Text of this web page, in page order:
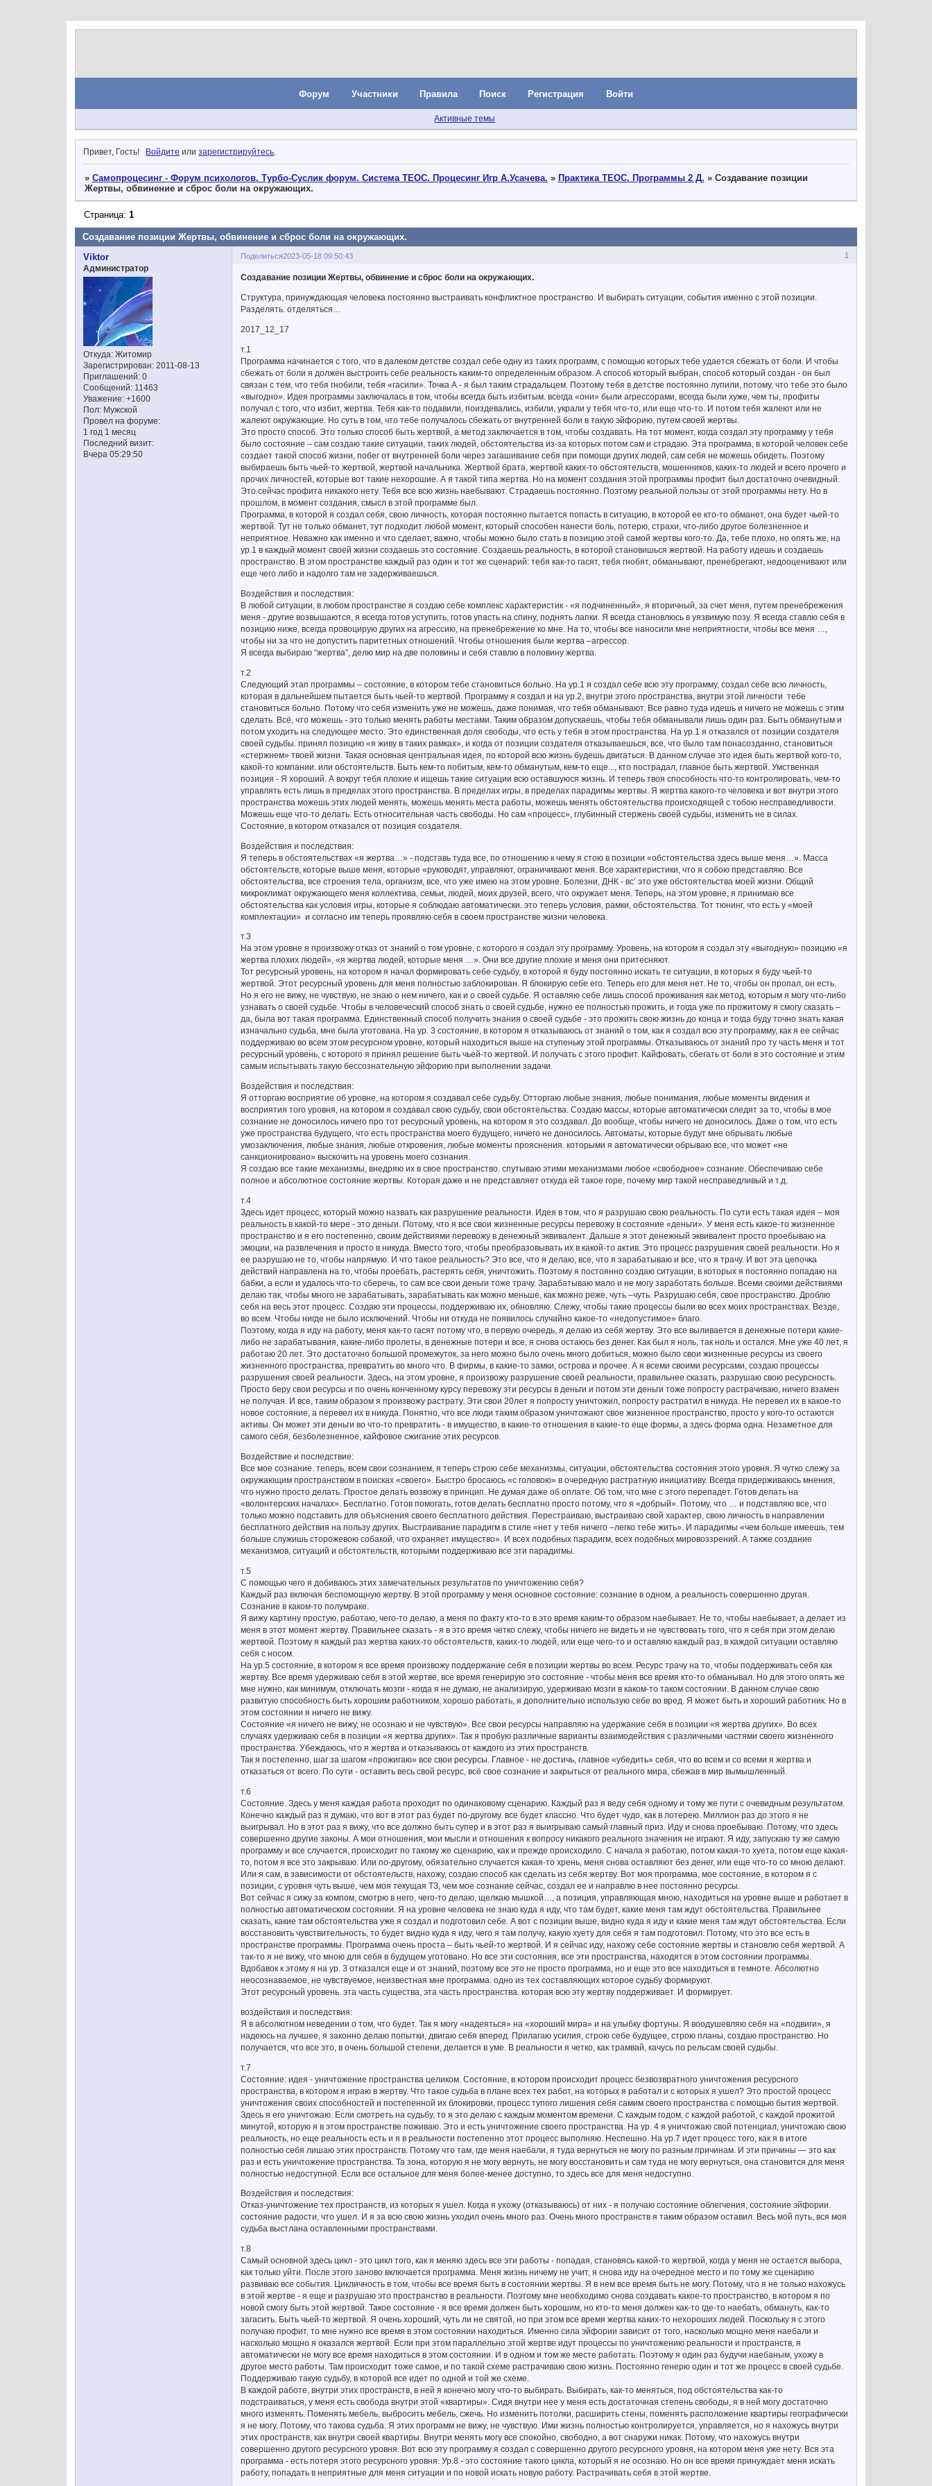
Форум Участники Правила Поиск Регистрация Войти
Активные темы
Привет, Гость! Войдите илизарегистрируйтесь
» Самопроцесинг - Форум психологов. Турбо-Суслик форум. Система ТЕОС. Процесинг Игр А.Усачева. » Практика ТЕОС. Программы 2 Д. » Создавание позиции
Жертвы, обвинение и сброс боли на окружающих.
Создавание позиции Жертвы, обвинение и сброс боли на окружающих.
Страница: 1
Поделиться 1
2023-05-18 09:50:43
Viktor
Администратор
Откуда: Житомир
Зарегистрирован: 2011-08-13
Приглашений: 0
Сообщений: 11463
Уважение: +1600
Пол: Мужской
Провел на форуме:
1 год 1 месяц
Последний визит:
Вчера 05:29:50
Создавание позиции Жертвы, обвинение и сброс боли на окружающих.
Структура, принуждающая человека постоянно выстраивать конфликтное пространство. И выбирать ситуации, события именно с этой позиции.
Разделять. отделяться…
2017_12_17
т.1
Программа начинается с того, что в далеком детстве создал себе одну из таких программ, с помощью которых тебе удается сбежать от боли. И чтобы
сбежать от боли я должен выстроить себе реальность каким-то определенным образом. А способ который выбран, способ который создан - он был
связан с тем, что тебя гнобили, тебя «гасили». Точка А - я был таким страдальцем. Поэтому тебя в детстве постоянно лупили, потому, что тебе это было
«выгодно». Идея программы заключалась в том, чтобы всегда быть избитым. всегда «они» были агрессорами, всегда были хуже, чем ты, профиты
получал с того, что избит, жертва. Тебя как-то подавили, поиздевались, избили, украли у тебя что-то, или еще что-то. И потом тебя жалеют или не
жалеют окружающие. Но суть в том, что тебе получалось сбежать от внутренней боли в такую эйфорию, путем своей жертвы.
Это просто способ. Это только способ быть жертвой, а метод заключается в том, чтобы создавать. На тот момент, когда создал эту программу у тебя
было состояние – сам создаю такие ситуации, таких людей, обстоятельства из-за которых потом сам и страдаю. Эта программа, в которой человек себе
создает такой способ жизни, побег от внутренней боли через загашивание себя при помощи других людей, сам себя не можешь обидеть. Поэтому
выбираешь быть чьей-то жертвой, жертвой начальника. Жертвой брата, жертвой каких-то обстоятельств, мошенников, каких-то людей и всего прочего и
прочих личностей, которые вот такие нехорошие. А я такой типа жертва. Но на момент создания этой программы профит был достаточно очевидный.
Это сейчас профита никакого нету. Тебя все всю жизнь наебывают. Страдаешь постоянно. Поэтому реальной пользы от этой программы нету. Но в
прошлом, в момент создания, смысл в этой программе был.
Программа, в которой я создал себя, свою личность, которая постоянно пытается попасть в ситуацию, в которой ее кто-то обманет, она будет чьей-то
жертвой. Тут не только обманет, тут подходит любой момент, который способен нанести боль, потерю, страхи, что-либо другое болезненное и
неприятное. Неважно как именно и что сделает, важно, чтобы можно было стать в позицию этой самой жертвы кого-то. Да, тебе плохо, но опять же, на
ур.1 в каждый момент своей жизни создаешь это состояние. Создаешь реальность, в которой становишься жертвой. На работу идешь и создаешь
пространство. В этом пространстве каждый раз один и тот же сценарий: тебя как-то гасят, тебя гнобят, обманывают, пренебрегают, недооценивают или
еще чего либо и надолго там не задерживаешься.
Воздействия и последствия:
В любой ситуации, в любом пространстве я создаю себе комплекс характеристик - «я подчиненный», я вторичный, за счет меня, путем пренебрежения
меня - другие возвышаются, я всегда готов уступить, готов упасть на спину, поднять лапки. Я всегда становлюсь в уязвимую позу. Я всегда ставлю себя в
позицию ниже, всегда провоцирую других на агрессию, на пренебрежение ко мне. На то, чтобы все наносили мне неприятности, чтобы все меня …,
чтобы ни за что не допустить паритетных отношений. Чтобы отношения были жертва –агрессор.
Я всегда выбираю “жертва”, делю мир на две половины и себя ставлю в половину жертва.
т.2
Следующий этап программы – состояние, в котором тебе становиться больно. На ур.1 я создал себе всю эту программу, создал себе всю личность,
которая в дальнейшем пытается быть чьей-то жертвой. Программу я создал и на ур.2, внутри этого пространства, внутри этой личности тебе
становиться больно. Потому что себя изменить уже не можешь, даже понимая, что тебя обманывают. Все равно туда идешь и ничего не можешь с этим
сделать. Всё, что можешь - это только менять работы местами. Таким образом допускаешь, чтобы тебя обманывали лишь один раз. Быть обманутым и
потом уходить на следующее место. Это единственная доля свободы, что есть у тебя в этом пространства. На ур.1 я отказался от позиции создателя
своей судьбы. принял позицию «я живу в таких рамках», и когда от позиции создателя отказываешься, все, что было там понасозданно, становиться
«стержнем» твоей жизни. Такая основная центральная идея, по которой всю жизнь будешь двигаться. В данном случае это идея быть жертвой кого-то,
какой-то компании. или обстоятельств. Быть кем-то побитым, кем-то обманутым, кем-то еще..., кто пострадал, главное быть жертвой. Умственная
позиция - Я хороший. А вокруг тебя плохие и ищешь такие ситуации всю оставшуюся жизнь. И теперь твоя способность что-то контролировать, чем-то
управлять есть лишь в пределах этого пространства. В пределах игры, в пределах парадигмы жертвы. Я жертва какого-то человека и вот внутри этого
пространства можешь этих людей менять, можешь менять места работы, можешь менять обстоятельства происходящей с тобою несправедливости.
Можешь еще что-то делать. Есть относительная часть свободы. Но сам «процесс», глубинный стержень своей судьбы, изменить не в силах.
Состояние, в котором отказался от позиция создателя.
Воздействия и последствия:
Я теперь в обстоятельствах «я жертва…» - подставь туда все, по отношению к чему я стою в позиции «обстоятельства здесь выше меня…». Масса
обстоятельств, которые выше меня, которые «руководят, управляют, ограничивают меня. Все характеристики, что я собою представляю. Все
обстоятельства, все строения тела, организм, все, что уже имею на этом уровне. Болезни, ДНК - вс’ это уже обстоятельства моей жизни. Общий
микроклимат окружающего меня коллектива, семьи, людей, моих друзей, всего, что окружает меня. Теперь, на этом уровне, я принимаю все
обстоятельства как условия игры, которые я соблюдаю автоматически. это теперь условия, рамки, обстоятельства. Тот тюнинг, что есть у «моей
комплектации» и согласно им теперь проявляю себя в своем пространстве жизни человека.
т.3
На этом уровне я произвожу отказ от знаний о том уровне, с которого я создал эту программу. Уровень, на котором я создал эту «выгодную» позицию «я
жертва плохих людей», «я жертва людей, которые меня …». Они все другие плохие и меня они притесняют.
Тот ресурсный уровень, на котором я начал формировать себе судьбу, в которой я буду постоянно искать те ситуации, в которых я буду чьей-то
жертвой. Этот ресурсный уровень для меня полностью заблокирован. Я блокирую себе его. Теперь его для меня нет. Не то, чтобы он пропал, он есть.
Но я его не вижу, не чувствую, не знаю о нем ничего, как и о своей судьбе. Я оставляю себе лишь способ проживания как метод, которым я могу что-либо
узнавать о своей судьбе. Чтобы в человеческий способ знать о своей судьбе, нужно ее полностью прожить, и тогда уже по прожитому я смогу сказать –
да, была вот такая программа. Единственный способ получить знания о своей судьбе - это прожить свою жизнь до конца и тогда буду точно знать какая
изначально судьба, мне была уготована. На ур. 3 состояние, в котором я отказываюсь от знаний о том, как я создал всю эту программу, как я ее сейчас
поддерживаю во всем этом ресурсном уровне, который находиться выше на ступеньку этой программы. Отказываюсь от знаний про ту часть меня и тот
ресурсный уровень, с которого я принял решение быть чьей-то жертвой. И получать с этого профит. Кайфовать, сбегать от боли в это состояние и этим
самым испытывать такую бессознательную эйфорию при выполнении задачи.
Воздействия и последствия:
Я отторгаю восприятие об уровне, на котором я создавал себе судьбу. Отторгаю любые знания, любые понимания, любые моменты видения и
восприятия того уровня, на котором я создавал свою судьбу, свои обстоятельства. Создаю массы, которые автоматически следят за то, чтобы в мое
сознание не доносилось ничего про тот ресурсный уровень, на котором я это создавал. До вообще, чтобы ничего не доносилось. Даже о том, что есть
уже пространства будущего, что есть пространства моего будущего, ничего не доносилось. Автоматы, которые будут мне обрывать любые
умозаключения, любые знания, любые откровения, любые моменты прояснения. которыми я автоматически обрываю все, что может «не
санкционировано» выскочить на уровень моего сознания.
Я создаю все такие механизмы, внедряю их в свое пространство. спутываю этими механизмами любое «свободное» сознание. Обеспечиваю себе
полное и абсолютное состояние жертвы. Которая даже и не представляет откуда ей такое горе, почему мир такой несправедливый и т.д.
т.4
Здесь идет процесс, который можно назвать как разрушение реальности. Идея в том, что я разрушаю свою реальность. По сути есть такая идея – моя
реальность в какой-то мере - это деньги. Потому, что я все свои жизненные ресурсы перевожу в состояние «деньги». У меня есть какое-то жизненное
пространство и я его постепенно, своим действиями перевожу в денежный эквивалент. Дальше я этот денежный эквивалент просто проебываю на
эмоции, на развлечения и просто в никуда. Вместо того, чтобы преобразовывать их в какой-то актив. Это процесс разрушения своей реальности. Но я
ее разрушаю не то, чтобы напрямую. И что такое реальность? Это все, что я делаю, все, что я зарабатываю и все, что я трачу. И вот эта цепочка
действий направлена на то, чтобы проебать, растерять себя, уничтожить. Поэтому я постоянно создаю ситуации, в которых я постоянно попадаю на
бабки, а если и удалось что-то сберечь, то сам все свои деньги тоже трачу. Зарабатываю мало и не могу заработать больше. Всеми своими действиями
делаю так, чтобы много не зарабатывать, зарабатывать как можно меньше, как можно реже, чуть –чуть. Разрушаю себя, свое пространство. Дроблю
себя на весь этот процесс. Создаю эти процессы, поддерживаю их, обновляю. Слежу, чтобы такие процессы были во всех моих пространствах. Везде,
во всем. Чтобы нигде не было исключений. Чтобы ни откуда не появилось случайно какое-то «недопустимое» благо.
Поэтому, когда я иду на работу, меня как-то гасят потому что, в первую очередь, я делаю из себя жертву. Это все выливается в денежные потери какие-
либо не зарабатывания, какие-либо пролеты, в денежные потери и все, я снова остаюсь без денег. Как был я ноль, так ноль и остался. Мне уже 40 лет, я
работаю 20 лет. Это достаточно большой промежуток, за него можно было очень много добиться, можно было свои жизненные ресурсы из своего
жизненного пространства, превратить во много что. В фирмы, в какие-то замки, острова и прочее. А я всеми своими ресурсами, создаю процессы
разрушения своей реальности. Здесь, на этом уровне, я произвожу разрушение своей реальности, правильнее сказать, разрушаю свою ресурсность.
Просто беру свои ресурсы и по очень конченному курсу перевожу эти ресурсы в деньги и потом эти деньги тоже попросту растрачиваю, ничего взамен
не получая. И все, таким образом я произвожу растрату. Эти свои 20лет я попросту уничтожил, попросту растратил в никуда. Не перевел их в какое-то
новое состояние, а перевел их в никуда. Понятно, что все люди таким образом уничтожают свое жизненное пространство, просто у кого-то остаются
активы. Он может эти деньги во что-то превратить - в имущество, в какие-то отношения в какие-то еще формы, а здесь форма одна. Незаметное для
самого себя, безболезненное, кайфовое сжигание этих ресурсов.
Воздействие и последствие:
Все мое сознание. теперь, всем свои сознанием, я теперь строю себе механизмы, ситуации, обстоятельства состояния этого уровня. Я чутко слежу за
окружающим пространством в поисках «своего». Быстро бросаюсь «с головою» в очередную растратную инициативу. Всегда придерживаюсь мнения,
что нужно просто делать. Простое делать возвожу в принцип. Не думая даже об оплате. Об том, что мне с этого перепадет. Готов делать на
«волонтерских началах». Бесплатно. Готов помогать, готов делать бесплатно просто потому, что я «добрый». Потому, что … и подставляю все, что
только можно подставить для объяснения своего бесплатного действия. Перестраиваю, выстраиваю свой характер, свою личность в направлении
бесплатного действия на пользу других. Выстраивание парадигм в стиле «нет у тебя ничего –легко тебе жить». И парадигмы «чем больше имеешь, тем
больше служишь сторожевою собакой, что охраняет имущество». И всех подобных парадигм, всех подобных мировоззрений. А также создание
механизмов, ситуаций и обстоятельств, которыми поддерживаю все эти парадигмы.
т.5
С помощью чего я добиваюсь этих замечательных результатов по уничтожению себя?
Каждый раз включая беспомощную жертву. В этой программу у меня основное состояние: сознание в одном, а реальность совершенно другая.
Сознание в каком-то полумраке.
Я вижу картину простую, работаю, чего-то делаю, а меня по факту кто-то в это время каким-то образом наебывает. Не то, чтобы наебывает, а делает из
меня в этот момент жертву. Правильнее сказать - я в это время четко слежу, чтобы ничего не видеть и не чувствовать того, что я себя при этом делаю
жертвой. Поэтому я каждый раз жертва каких-то обстоятельств, каких-то людей, или еще чего-то и оставляю каждый раз, в каждой ситуации оставляю
себя с носом.
На ур.5 состояние, в котором я все время произвожу поддержание себя в позиции жертвы во всем. Ресурс трачу на то, чтобы поддерживать себя как
жертву. Все время удерживаю себя в этой жертве, все время генерирую это состояние - чтобы меня все время кто-то обманывал. Но для этого опять же
мне нужно, как минимум, отключать мозги - когда я не думаю, не анализирую, удерживаю мозги в каком-то таком состоянии. В данном случае свою
развитую способность быть хорошим работником, хорошо работать, я дополнительно использую себе во вред. Я может быть и хороший работник. Но в
этом состоянии я ничего не вижу.
Состояние «я ничего не вижу, не осознаю и не чувствую». Все свои ресурсы направляю на удержание себя в позиции «я жертва других». Во всех
случаях удерживаю себя в позиции «я жертва других». Так я пробую различные варианты взаимодействия с различными частями своего жизненного
пространства. Убеждаюсь, что я жертва и отказываюсь от каждого из этих пространств.
Так я постепенно, шаг за шагом «прожигаю» все свои ресурсы. Главное - не достичь, главное «убедить» себя, что во всем и со всеми я жертва и
отказаться от всего. По сути - оставить весь свой ресурс, всё свое сознание и закрыться от реального мира, сбежав в мир вымышленный.
т.6
Состояние. Здесь у меня каждая работа проходит по одинаковому сценарию. Каждый раз я веду себя одному и тому же пути с очевидным результатом.
Конечно каждый раз я думаю, что вот в этот раз будет по-другому. все будет классно. Что будет чудо, как в лотерею. Миллион раз до этого я не
выигрывал. Но в этот раз я вижу, что все должно быть супер и в этот раз я выигрываю самый главный приз. Иду и снова проебываю. Потому, что здесь
совершенно другие законы. А мои отношения, мои мысли и отношения к вопросу никакого реального значения не играют. Я иду, запускаю ту же самую
программу и все случается, происходит по такому же сценарию, как и прежде происходило. С начала я работаю, потом какая-то хуета, потом еще какая-
то, потом я все это закрываю. Или по-другому, обязательно случается какая-то хрень, меня снова оставляют без денег, или еще что-то со мною делают.
Или я сам, в зависимости от обстоятельств, нахожу, создаю способ как сделать из себя жертву. Вот моя программа, мое состояние, в котором я с
позиции, с уровня чуть выше, чем моя текущая ТЗ, чем мое сознание сейчас, создал ее и направлю в нее постоянно ресурсы.
Вот сейчас я сижу за компом, смотрю в него, чего-то делаю, щелкаю мышкой…, а позиция, управляющая мною, находиться на уровне выше и работает в
полностью автоматическом состоянии. Я на уровне человека не знаю куда я иду, что там будет, какие меня там ждут обстоятельства. Правильнее
сказать, какие там обстоятельства уже я создал и подготовил себе. А вот с позиции выше, видно куда я иду и какие меня там ждут обстоятельства. Если
восстановить чувствительность, то будет видно куда я иду, чего я там получу, какую хуету для себя я там подготовил. Потому, что это все есть в
пространстве программы. Программа очень проста – быть чьей-то жертвой. И я сейчас иду, нахожу себе состояние жертвы и становлю себя жертвой. А
так-то я не вижу, что мною для себя в будущем уготовано. Но все эти состояния, все эти пространства, находятся в этом состоянии программы.
Вдобавок к этому я на ур. 3 отказался еще и от знаний, поэтому все это не просто программа, но и еще это все находиться в темноте. Абсолютно
неосознаваемое, не чувствуемое, неизвестная мне программа. одно из тех составляющих которое судьбу формируют.
Этот ресурсный уровень. эта часть существа, эта часть пространства. которая всю эту жертву поддерживает. И формирует.
воздействия и последствия:
Я в абсолютном неведении о том, что будет. Так я могу «надеяться» на «хороший мира» и на улыбку фортуны. Я воодушевляю себя на «подвиги», я
надеюсь на лучшее, я законно делаю попытки, двигаю себя вперед. Прилагаю усилия, строю себе будущее, строю планы, создаю пространство. Но
получается, что все это, в очень большой степени, делается в уме. В реальности я четко, как трамвай, качусь по рельсам своей судьбы.
т.7
Состояние: идея - уничтожение пространства целиком. Состояние, в котором происходит процесс безвозвратного уничтожения ресурсного
пространства, в котором я играю в жертву. Что такое судьба в плане всех тех работ, на которых я работал и с которых я ушел? Это простой процесс
уничтожения своих способностей и постепенной их блокировки, процесс тупого лишения себя самим своего пространства с помощью бытия жертвой.
Здесь я его уничтожаю. Если смотреть на судьбу, то я это делаю с каждым моментом времени. С каждым годом, с каждой работой, с каждой прожитой
минутой, которую я в этом пространстве поживаю. Это и есть уничтожение своего пространства. На ур. 4 я уничтожаю свой потенциал, уничтожаю свою
реальность, но еще реальность есть и я в реальности постепенно этот процесс выполняю. Неспешно. На ур.7 идет процесс того, как я в итоге
полностью себя лишаю этих пространств. Потому что там, где меня наебали, я туда вернуться не могу по разным причинам. И эти причины — это как
раз и есть уничтожение пространства. Та зона, которую я не могу вернуть, не могу восстановить и сам туда не могу вернуться, она становится для меня
полностью недоступной. Если все остальное для меня более-менее доступно, то здесь все для меня недоступно.
Воздействия и последствия:
Отказ-уничтожение тех пространств, из которых я ушел. Когда я ухожу (отказываюсь) от них - я получаю состояние облегчения, состояние эйфории.
состояние радости, что ушел. И я за всю свою жизнь уходил очень много раз. Очень много пространств я таким образом оставил. Весь мой путь, вся моя
судьба выстлана оставленными пространствами.
т.8
Самый основной здесь цикл - это цикл того, как я меняю здесь все эти работы - попадая, становясь какой-то жертвой, когда у меня не остается выбора,
как только уйти. После этого заново включается программа. Меня жизнь ничему не учит, я снова иду на очередное место и по тому же сценарию
развиваю все события. Цикличность в том, чтобы все время быть в состоянии жертвы. Я в нем все время быть не могу. Потому, что я не только нахожусь
в этой жертве - я еще и разрушаю это пространство в реальности. Поэтому мне необходимо снова создавать какое-то пространство, в котором я по
новой смогу быть этой жертвой. Такое состояние - я все время должен быть хорошим, но кто-то меня должен как-то где-то наебать, обмануть, как-то
загасить. Быть чьей-то жертвой. Я очень хороший, чуть ли не святой, но при этом все время жертва каких-то нехороших людей. Поскольку я с этого
получаю профит, то мне нужно все время в этом состоянии находиться. Именно сила эйфории зависит от того, насколько мощно меня наебали и
насколько мощно я оказался жертвой. Если при этом параллельно этой жертве идут процессы по уничтожению реальности и пространств, я
автоматически не могу все время находиться в этом состоянии. И в одном и том же месте работать. Поэтому я один раз будучи наебаным, ухожу в
другое место работы. Там происходит тоже самое, и по такой схеме растрачиваю свою жизнь. Постоянно генерю один и тот же процесс в своей судьбе.
Поддерживаю такую судьбу, в которой все идет по одной и той же схеме.
В каждой работе, внутри этих пространств, в ней я конечно могу что-то выбирать. Выбирать, как-то меняться, под обстоятельства как-то
подстраиваться, у меня есть свобода внутри этой «квартиры». Сидя внутри нее у меня есть достаточная степень свободы, я в ней могу достаточно
много изменять. Поменять мебель, выбросить мебель, сжечь. Но изменить потолки, расширить стены, поменять расположение квартиры географически
я не могу. Потому, что такова судьба. Я этих программ не вижу, не чувствую. Ими жизнь полностью контролируется, управляется, но я нахожусь внутри
этих пространств, как внутри своей квартиры. Внутри менять могу все спокойно, свободно, а вот снаружи никак. Потому, что нахожусь внутри
совершенно другого ресурсного уровня. Вот всю эту программу я создал с совершенно другого ресурсного уровня, на котором меня уже нету. Вся эта
программа - есть потеря этого ресурсного уровня. Ур.8 - это состояние такого цикла, который я не осознаю. Но он все время принуждает меня искать
работу, попадать в неприятные для меня ситуации и по новой искать новую работу. Растрачивать себя в этой жертве.